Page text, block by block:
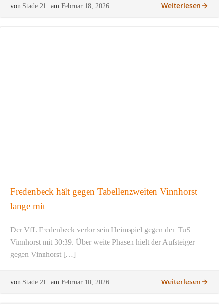
von Stade 21 am Februar 18, 2026 Weiterlesen
Fredenbeck hält gegen Tabellenzweiten Vinnhorst
lange mit
Der VfL Fredenbeck verlor sein Heimspiel gegen den TuS
Vinnhorst mit 30:39. Über weite Phasen hielt der Aufsteiger
gegen Vinnhorst […]
von Stade 21 am Februar 10, 2026 Weiterlesen